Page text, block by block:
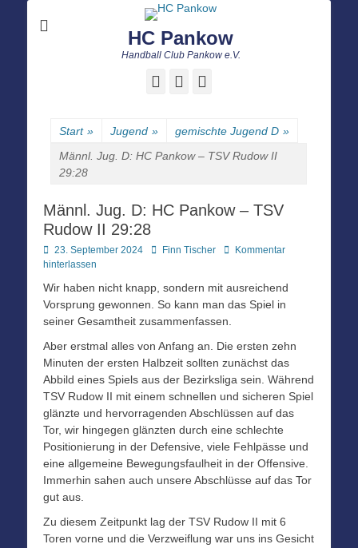
HC Pankow
Handball Club Pankow e.V.
Facebook
Start » Jugend » gemischte Jugend D »
Männl. Jug. D: HC Pankow – TSV Rudow II
29:28
Männl. Jug. D: HC Pankow – TSV
Rudow II 29:28
Posted
on
23. September 2024 AutorFinn Tischer
Kommentar
hinterlassen
Wir haben nicht knapp, sondern mit ausreichend
Vorsprung gewonnen. So kann man das Spiel in
seiner Gesamtheit zusammenfassen.
Aber erstmal alles von Anfang an. Die ersten zehn
Minuten der ersten Halbzeit sollten zunächst das
Abbild eines Spiels aus der Bezirksliga sein. Während
TSV Rudow II mit einem schnellen und sicheren Spiel
glänzte und hervorragenden Abschlüssen auf das
Tor, wir hingegen glänzten durch eine schlechte
Positionierung in der Defensive, viele Fehlpässe und
eine allgemeine Bewegungsfaulheit in der Offensive.
Immerhin sahen auch unsere Abschlüsse auf das Tor
gut aus.
Zu diesem Zeitpunkt lag der TSV Rudow II mit 6
Toren vorne und die Verzweiflung war uns ins Gesicht